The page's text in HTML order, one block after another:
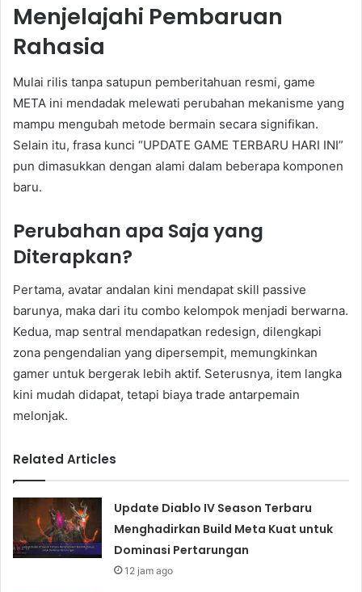
Menjelajahi Pembaruan
Rahasia
Mulai rilis tanpa satupun pemberitahuan resmi, game
META ini mendadak melewati perubahan mekanisme yang
mampu mengubah metode bermain secara signifikan.
Selain itu, frasa kunci “UPDATE GAME TERBARU HARI INI”
pun dimasukkan dengan alami dalam beberapa komponen
baru.
Perubahan apa Saja yang
Diterapkan?
Pertama, avatar andalan kini mendapat skill passive
barunya, maka dari itu combo kelompok menjadi berwarna.
Kedua, map sentral mendapatkan redesign, dilengkapi
zona pengendalian yang dipersempit, memungkinkan
gamer untuk bergerak lebih aktif. Seterusnya, item langka
kini mudah didapat, tetapi biaya trade antarpemain
melonjak.
Related Articles
Update Diablo IV Season Terbaru
Menghadirkan Build Meta Kuat untuk
Dominasi Pertarungan
12 jam ago